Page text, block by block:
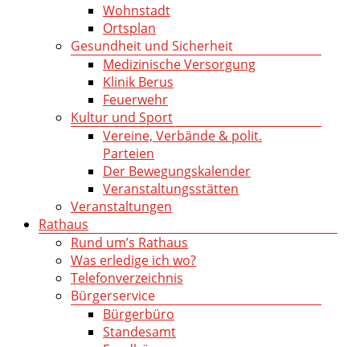
Wohnstadt
Ortsplan
Gesundheit und Sicherheit
Medizinische Versorgung
Klinik Berus
Feuerwehr
Kultur und Sport
Vereine, Verbände & polit.
Parteien
Der Bewegungskalender
Veranstaltungsstätten
Veranstaltungen
Rathaus
Rund um’s Rathaus
Was erledige ich wo?
Telefonverzeichnis
Bürgerservice
Bürgerbüro
Standesamt